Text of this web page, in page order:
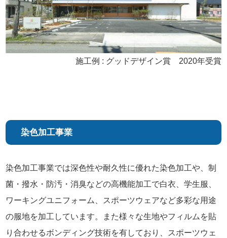
施工例 : グッドデザイン賞 2020年受賞
染色加工事業
染色加工事業では深色性や耐久性に優れた染色加工や、制
菌・撥水・防汚・消臭などの高機能加工で白衣、学生服、
ワーキングユニフォーム、スポーツウェアなど多彩な用途
の服地を加工しています。また様々な生地やフィルムを貼
り合わせるボンディング技術を有しており、スポーツウェ